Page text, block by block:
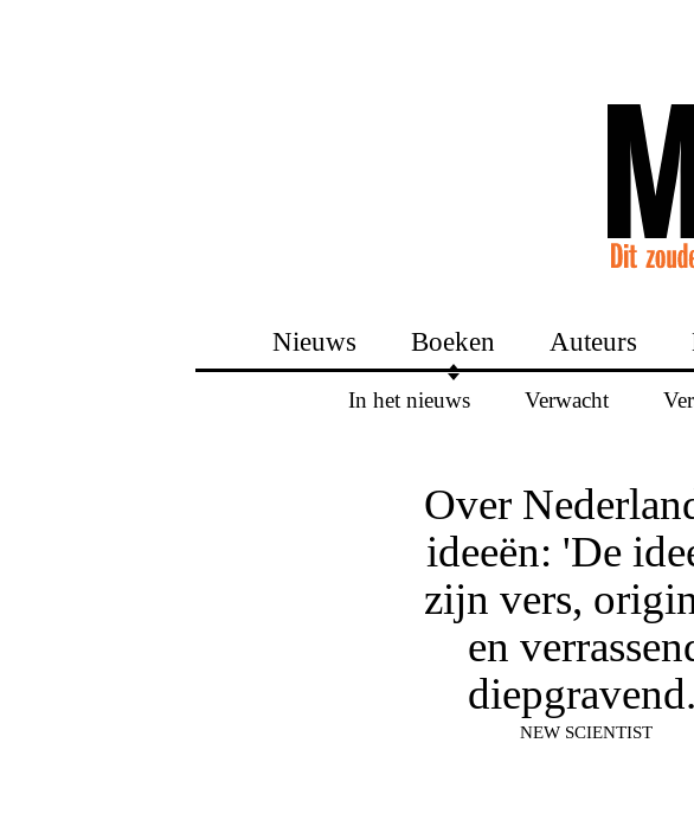
Nieuws Boeken
In het nieuws Verwacht
Auteurs
Over
ideeën: 'De
zijn vers,
en
NEW SCIENTIST